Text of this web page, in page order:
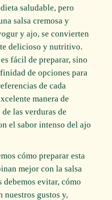
saludable, pero
salsa cremosa y
y ajo, se convierten
delicioso y nutritivo.
fácil de preparar, sino
de opciones para
de cada
manera de
las verduras de
el sabor intenso del ajo
cómo preparar esta
mejor con la salsa
evitar, cómo
nuestros gustos y,